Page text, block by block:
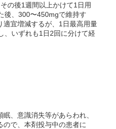
の後1週間以上かけて1日用
後、300〜450mgで維持す
適宜増減するが、1日最高用量
、いずれも1日2回に分けて経
、意識消失等があらわれ、
ので、本剤投与中の患者に